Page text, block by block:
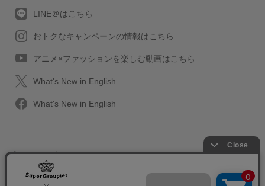
LINE＠はこちら
おトクなキャンペーンの情報はこちら
アニメ×ファッションを楽しむ動画はこちら
What's New in English
What's New in English
プライバシーポリシー
特定取引に関する法律